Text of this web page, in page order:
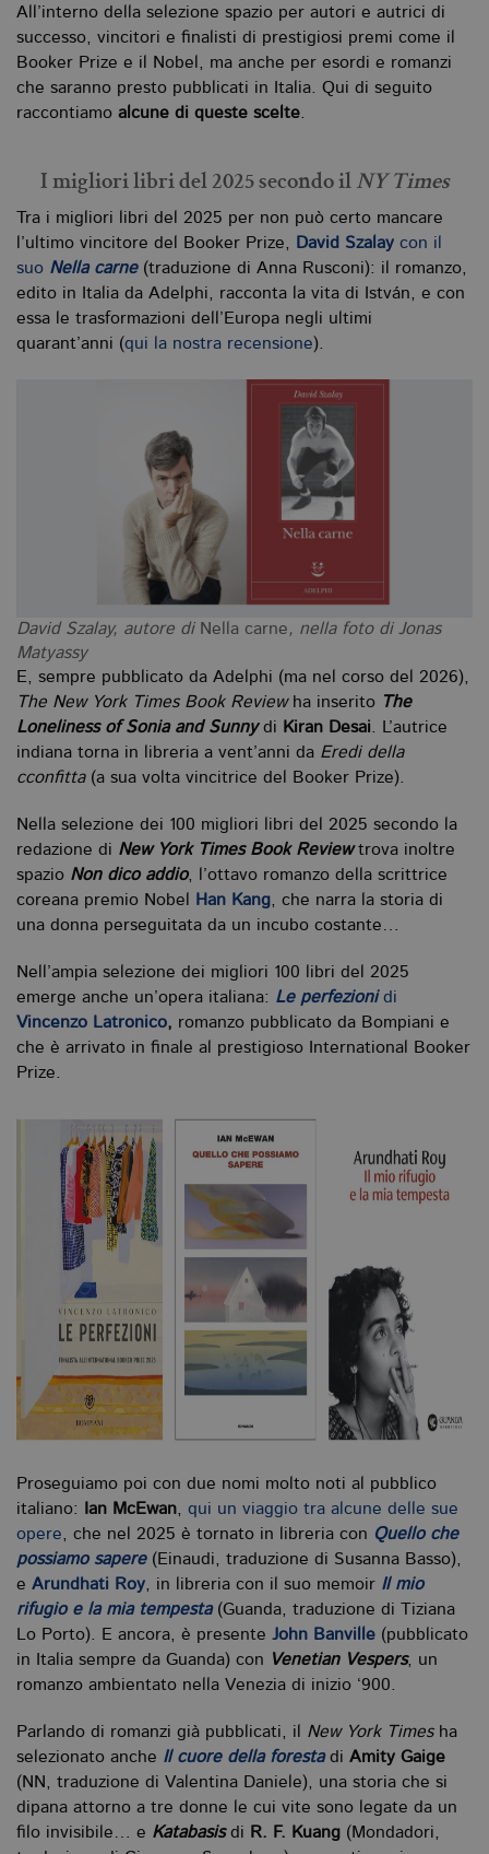
All’interno della selezione spazio per autori e autrici di
successo, vincitori e finalisti di prestigiosi premi come il
Booker Prize e il Nobel, ma anche per esordi e romanzi
che saranno presto pubblicati in Italia. Qui di seguito
raccontiamo alcune di queste scelte.
I migliori libri del 2025 secondo il NY Times
Tra i migliori libri del 2025 per non può certo mancare
l’ultimo vincitore del Booker Prize, David Szalay con il
suo Nella carne (traduzione di Anna Rusconi): il romanzo,
edito in Italia da Adelphi, racconta la vita di István, e con
essa le trasformazioni dell’Europa negli ultimi
quarant’anni (qui la nostra recensione).
David Szalay, autore di Nella carne, nella foto di Jonas
Matyassy
E, sempre pubblicato da Adelphi (ma nel corso del 2026),
The New York Times Book Reviewha inserito The
Loneliness of Sonia and Sunnydi Kiran Desai. L’autrice
indiana torna in libreria a vent’anni da Eredi della
cconfitta(a sua volta vincitrice del Booker Prize).
Nella selezione dei 100 migliori libri del 2025 secondo la
redazione di New York Times Book Reviewtrova inoltre
spazio Non dico addio, l’ottavo romanzo della scrittrice
coreana premio Nobel
Han Kang, che narra la storia di
una donna perseguitata da un incubo costante…
Nell’ampia selezione dei migliori 100 libri del 2025
emerge anche un’opera italiana: Le perfezionidi
Vincenzo Latronico, romanzo pubblicato da Bompiani e
che è arrivato in finale al prestigioso International Booker
Prize.
Proseguiamo poi con due nomi molto noti al pubblico
italiano:
Ian McEwan, qui un viaggio tra alcune delle sue
opere, che nel 2025 è tornato in libreria con Quello che
possiamo sapere(Einaudi, traduzione di Susanna Basso),
e Arundhati Roy, in libreria con il suo memoir Il mio
rifugio e la mia tempesta(Guanda, traduzione di Tiziana
Lo Porto). E ancora, è presente John Banville (pubblicato
in Italia sempre da Guanda) con Venetian Vespers, un
romanzo ambientato nella Venezia di inizio ‘900.
Parlando di romanzi già pubblicati, il New York Timesha
selezionato anche Il cuore della forestadi Amity Gaige
(NN, traduzione di Valentina Daniele), una storia che si
dipana attorno a tre donne le cui vite sono legate da un
filo invisibile… e Katabasis di R. F. Kuang (Mondadori,